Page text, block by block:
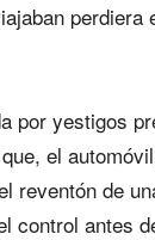
por yestigos
el
reventón de
control antes